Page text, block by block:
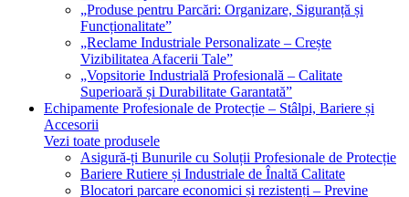
„Produse pentru Parcări: Organizare, Siguranță și
Funcționalitate”
„Reclame Industriale Personalizate – Crește
Vizibilitatea Afacerii Tale”
„Vopsitorie Industrială Profesională – Calitate
Superioară și Durabilitate Garantată”
Echipamente Profesionale de Protecție – Stâlpi, Bariere și
Accesorii
Vezi toate produsele
Asigură-ți Bunurile cu Soluții Profesionale de Protecție
Bariere Rutiere și Industriale de Înaltă Calitate
Blocatori parcare economici și rezistenți – Previne